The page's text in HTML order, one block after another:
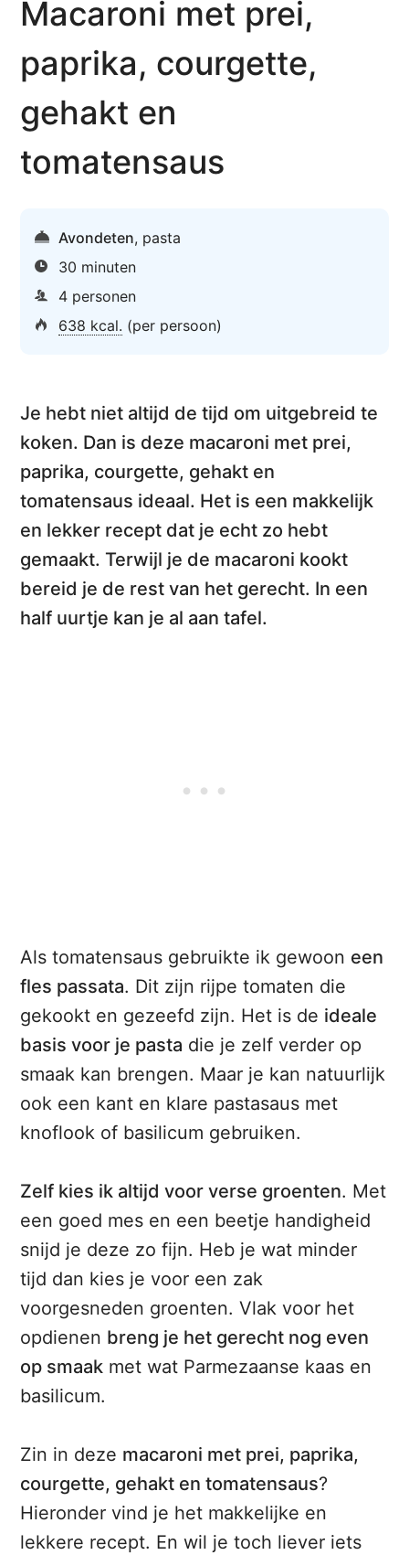
Macaroni met prei,
paprika, courgette,
gehakt en
tomatensaus
Avondeten, pasta
30 minuten
4 personen
638 kcal. (per persoon)
Je hebt niet altijd de tijd om uitgebreid te
koken. Dan is deze macaroni met prei,
paprika, courgette, gehakt en
tomatensaus ideaal. Het is een makkelijk
en lekker recept dat je echt zo hebt
gemaakt. Terwijl je de macaroni kookt
bereid je de rest van het gerecht. In een
half uurtje kan je al aan tafel.
Als tomatensaus gebruikte ik gewoon een
fles passata. Dit zijn rijpe tomaten die
gekookt en gezeefd zijn. Het is de ideale
basis voor je pasta die je zelf verder op
smaak kan brengen. Maar je kan natuurlijk
ook een kant en klare pastasaus met
knoflook of basilicum gebruiken.
Zelf kies ik altijd voor verse groenten. Met
een goed mes en een beetje handigheid
snijd je deze zo fijn. Heb je wat minder
tijd dan kies je voor een zak
voorgesneden groenten. Vlak voor het
opdienen breng je het gerecht nog even
op smaak met wat Parmezaanse kaas en
basilicum.
Zin in deze macaroni met prei, paprika,
courgette, gehakt en tomatensaus?
Hieronder vind je het makkelijke en
lekkere recept. En wil je toch liever iets